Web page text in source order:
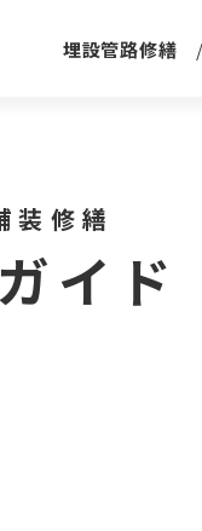
埋設管路修繕
装修繕
イド